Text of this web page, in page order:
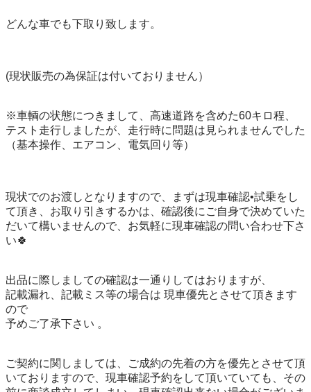
どんな車でも下取り致します。
(現状販売の為保証は付いておりません）
※車輌の状態につきまして、高速道路を含めた60キロ程、
テスト走行しましたが、走行時に問題は見られませんでした
（基本操作、エアコン、電気回り等）
現状でのお渡しとなりますので、まずは現車確認•試乗をし
て頂き、お取り引きするかは、確認後にご自身で決めていた
だいて構いませんので、お気軽に現車確認の問い合わせ下さ
い🍀
出品に際しましての確認は一通りしてはおりますが、
記載漏れ、記載ミス等の場合は 現車優先とさせて頂きます
ので
予めご了承下さい 。
ご契約に関しましては、ご成約の先着の方を優先とさせて頂
いておりますので、現車確認予約をして頂いていても、その